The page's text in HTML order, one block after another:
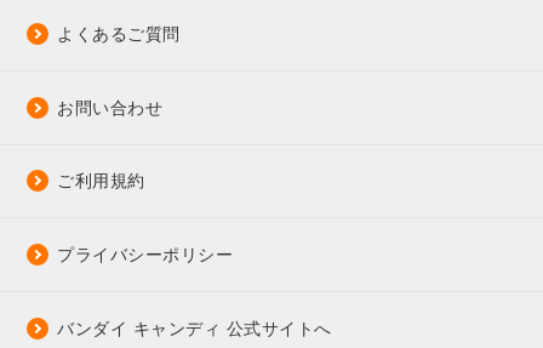
よくあるご質問
お問い合わせ
ご利用規約
プライバシーポリシー
バンダイ キャンディ 公式サイトへ